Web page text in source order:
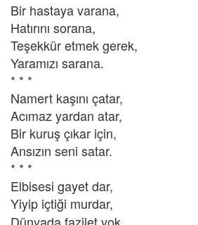
Bir hastaya varana,
Hatırını sorana,
Teşekkür etmek gerek,
Yaramızı sarana.
* * *
Namert kaşını çatar,
Acımaz yardan atar,
Bir kuruş çıkar için,
Ansızın seni satar.
* * *
Elbisesi gayet dar,
Yiyip içtiği murdar,